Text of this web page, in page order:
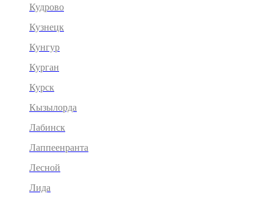
Кудрово
Кузнецк
Кунгур
Курган
Курск
Кызылорда
Лабинск
Лаппеенранта
Лесной
Лида